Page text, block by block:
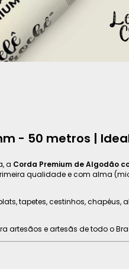
- 50 metros |
a Corda Premium de Algodão
qualidade e com alma
tapetes, cestinhos,
artesãos e artesãs de todo o